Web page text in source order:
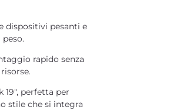
dispositivi pesanti e
rapido senza
19", perfetta per
stile che si integra